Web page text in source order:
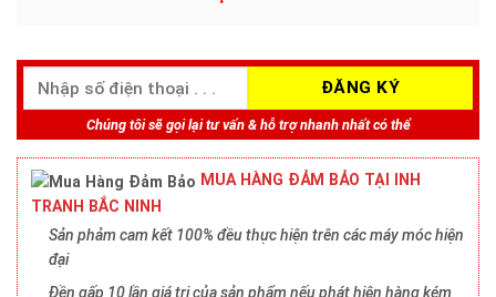
Chúng tôi sẽ gọi lại tư vấn & hỗ trợ nhanh nhất có thể
MUA HÀNG ĐẢM BẢO TẠI INH
TRANH BẮC NINH
Sản phảm cam kết 100% đều thực hiện trên các máy móc hiện
đại
Đền gấp 10 lần giá trị của sản phẩm nếu phát hiện hàng kém